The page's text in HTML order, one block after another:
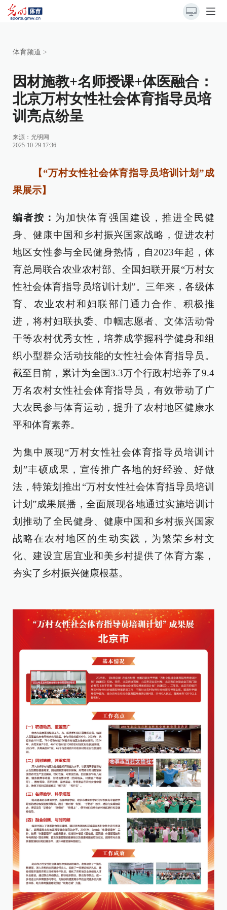
体育频道 >
因材施教+名师授课+体医融合：
北京万村女性社会体育指导员培
训亮点纷呈
来源： 光明网
2025-10-29 17:36
【“万村女性社会体育指导员培训计划”成
果展示】
编者按： 为加快体育强国建设，推进全民健
身、健康中国和乡村振兴国家战略，促进农村
地区女性参与全民健身热情，自2023年起，体
育总局联合农业农村部、全国妇联开展“万村女
性社会体育指导员培训计划”。三年来，各级体
育、农业农村和妇联部门通力合作、积极推
进，将村妇联执委、巾帼志愿者、文体活动骨
干等农村优秀女性，培养成掌握科学健身和组
织小型群众活动技能的女性社会体育指导员。
截至目前，累计为全国3.3万个行政村培养了9.4
万名农村女性社会体育指导员，有效带动了广
大农民参与体育运动，提升了农村地区健康水
平和体育素养。
为集中展现“万村女性社会体育指导员培训计
划”丰硕成果，宣传推广各地的好经验、好做
法，特策划推出“万村女性社会体育指导员培训
计划”成果展播，全面展现各地通过实施培训计
划推动了全民健身、健康中国和乡村振兴国家
战略在农村地区的生动实践，为繁荣乡村文
化、建设宜居宜业和美乡村提供了体育方案，
夯实了乡村振兴健康根基。